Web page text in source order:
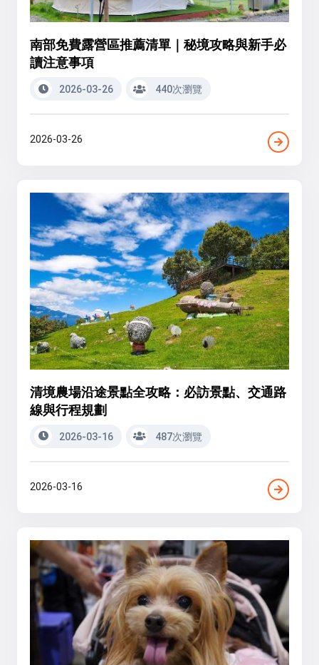
南部免費露營區推薦清單｜秘境攻略與新手必
讀注意事項
2026-03-26 440次瀏覽
2026-03-26
清境農場沿途景點全攻略：必訪景點、交通路
線與行程規劃
2026-03-16 487次瀏覽
2026-03-16